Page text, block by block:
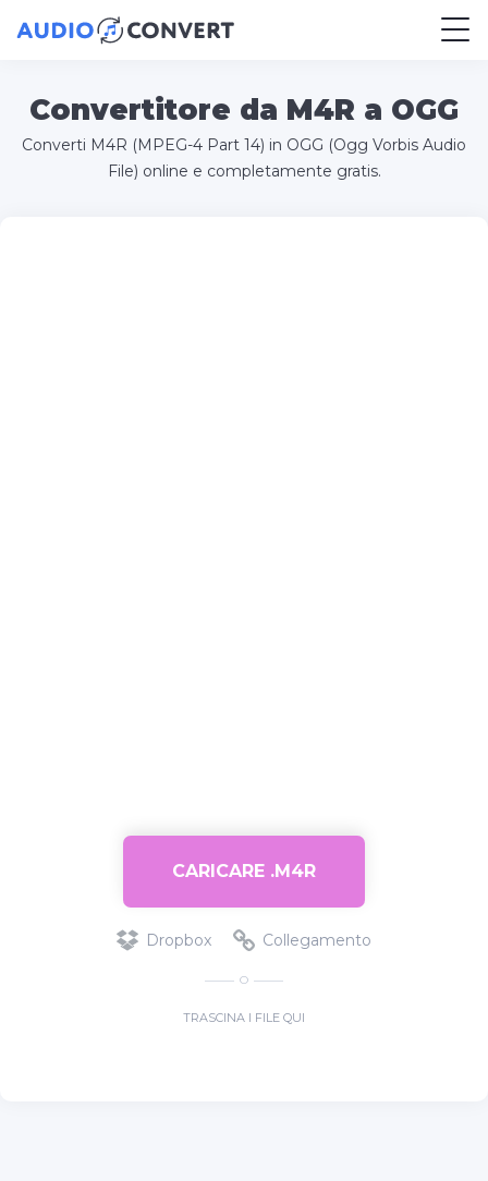
Convertitore da M4R a OGG
Converti M4R (MPEG-4 Part 14) in OGG (Ogg Vorbis Audio
File) online e completamente gratis.
CARICARE .M4R
Dropbox Collegamento
O
TRASCINA I FILE QUI